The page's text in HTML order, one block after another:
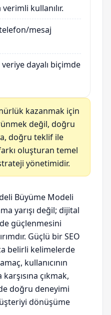
kullanılır.
mesaj
dayalı biçimde
kazanmak için
değil, doğru
doğru teklif ile
oluşturan temel
yönetimidir.
Büyüme Modeli
yarışı değil; dijital
güçlenmesini
Güçlü bir SEO
belirli kelimelerde
kullanıcının
çıkmak,
doğru deneyimi
dönüşüme